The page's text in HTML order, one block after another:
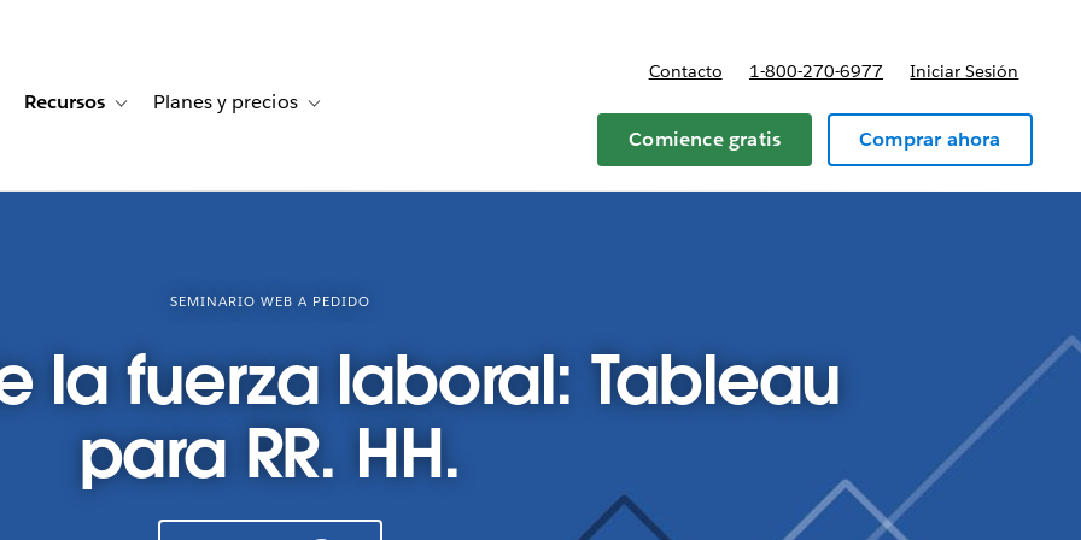
Historias de clientes
sub-navigation for Soluciones
Recursos Toggle sub-navigation for Recursos
Planes y precios Toggle sub-navigation for Planes y precios
Contacto 1-800-270-6977 Iniciar Sesión
Comience gratis Comprar ahora
SEMINARIO WEB A PEDIDO
la fuerza laboral: Tableau
para RR. HH.